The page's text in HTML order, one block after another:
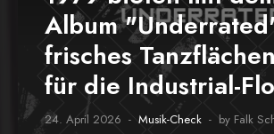
Album
frisches
für die Industrial-
24. April 2026 Musik-Check by Falk